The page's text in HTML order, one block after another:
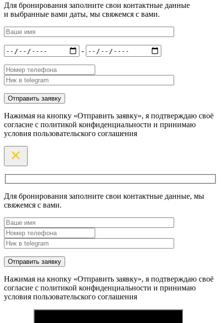
Для бронирования заполните свои контактные данные
и выбранные вами даты, мы свяжемся с вами.
-
Нажимая на кнопку «Отправить заявку», я подтверждаю своё
согласие с политикой конфиденциальности и принимаю
условия пользовательского соглашения
Для бронирования заполните свои контактные данные, мы
свяжемся с вами.
Нажимая на кнопку «Отправить заявку», я подтверждаю своё
согласие с политикой конфиденциальности и принимаю
условия пользовательского соглашения